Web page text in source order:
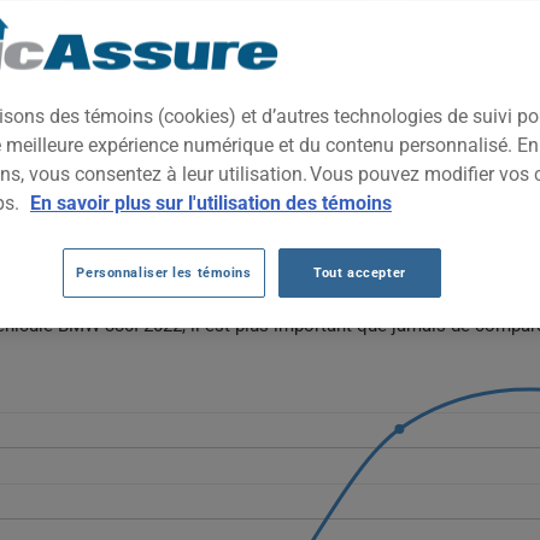
et raffinée, alliant dynamisme de conduite et technologies
recherchant performance, prestige et confort dans un format
330I 2022 AU FIL DES 5 DERNIÈRES
varient fortement, passant de 775 $ à un sommet de 2884 $
stable sur la période.
BMW 330I 2022, il est plus important que jamais de
des témoins (cookies) et d’autres technologies de suivi
expérience numérique et du contenu personnalisé.
vous consentez à leur utilisation. Vous pouvez modifier vos
En savoir plus sur l'utilisation des témoins
Personnaliser les témoins Tout accepter